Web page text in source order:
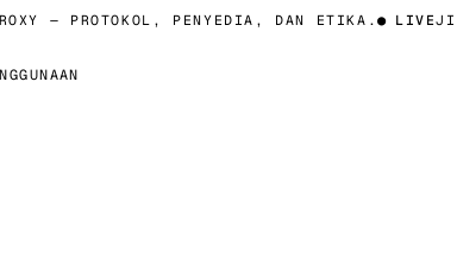
— PROTOKOL, PENYEDIA, DAN ETIKA.● LIVE